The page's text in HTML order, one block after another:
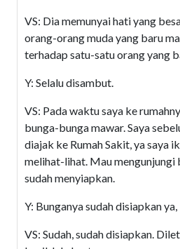
VS: Dia memunyai hati yang
orang-orang muda yang baru
terhadap satu-satu orang yang
Y: Selalu disambut.
VS: Pada waktu saya ke
bunga-bunga mawar. Saya
diajak ke Rumah Sakit, ya saya
melihat-lihat. Mau mengunjungi
sudah menyiapkan.
Y: Bunganya sudah disiapkan ya,
VS: Sudah, sudah disiapkan.